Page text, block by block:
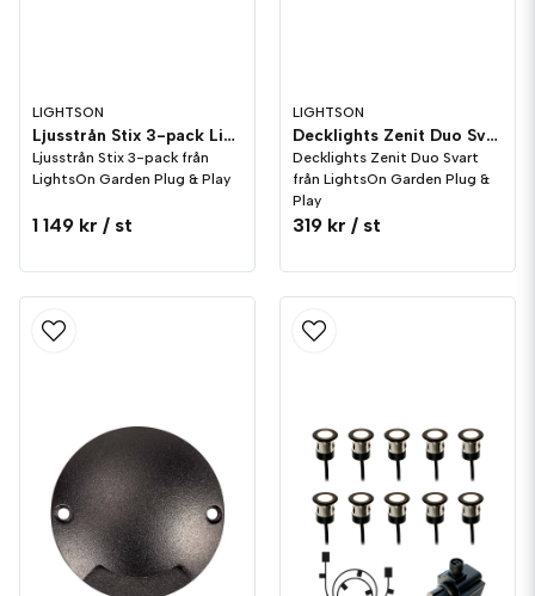
LIGHTSON
Ljusstrån Stix 3-pack LightsOn Garden Plug & Play
Ljusstrån Stix 3-pack från
LightsOn Garden Plug & Play
1 149 kr / st
LIGHTSON
Decklights Zenit Duo Svart LightsOn Garden Plug & Play
Decklights Zenit Duo Svart
från LightsOn Garden Plug &
Play
319 kr / st